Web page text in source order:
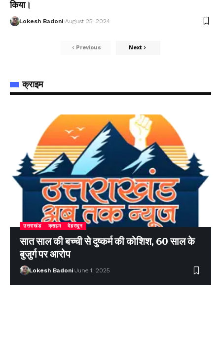
किया।
Lokesh Badoni August 25, 2024
Previous Next
क्राइम
उत्तराखंड क्राइम देहरादून
सात साल की बच्ची से दुष्कर्म की कोशिश, 60 साल के
बुजुर्ग पर आरोप
Lokesh Badoni June 1, 2025